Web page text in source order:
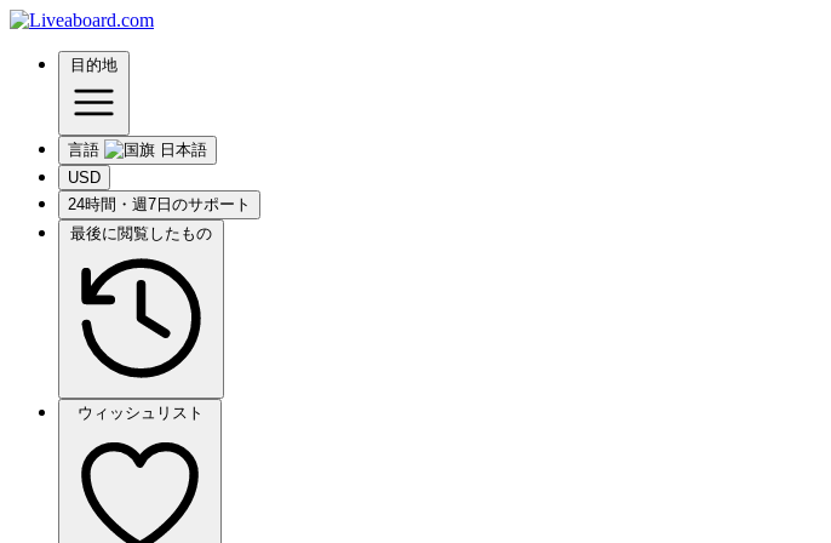
目的地
言語
USD
24時間・週7日のサポート
最後に閲覧したもの
ウィッシュリスト